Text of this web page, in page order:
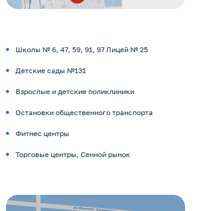
Школы № 6, 47, 59, 91, 97 Лицей № 25
Детские сады №131
Взрослые и детские поликлиники
Остановки общественного транспорта
Фитнес центры
Торговые центры, Сенной рынок